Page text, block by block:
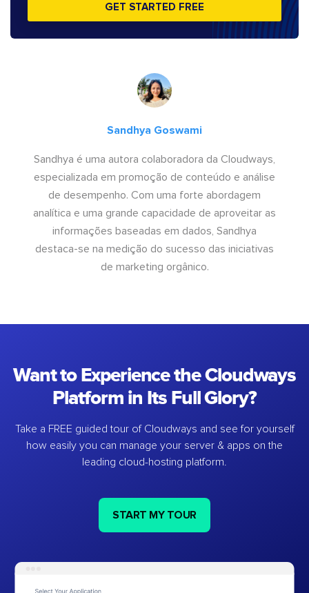
GET STARTED FREE
Sandhya Goswami
Sandhya é uma autora colaboradora da Cloudways,
especializada em promoção de conteúdo e análise
de desempenho. Com uma forte abordagem
analítica e uma grande capacidade de aproveitar as
informações baseadas em dados, Sandhya
destaca-se na medição do sucesso das iniciativas
de marketing orgânico.
Want to Experience the Cloudways
Platform in Its Full Glory?
Take a FREE guided tour of Cloudways and see for yourself
how easily you can manage your server & apps on the
leading cloud-hosting platform.
START MY TOUR